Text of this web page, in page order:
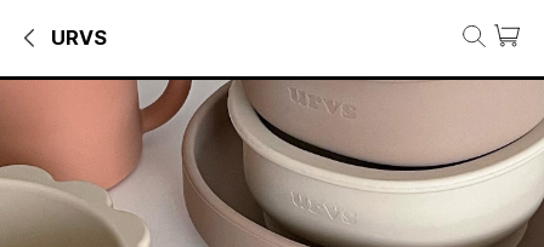
URVS
URVS 브랜드관
비니·털모자·방한모자, 스카프·목도리·장갑, 신생아·영아완구 등 URVS
브랜드 소개
𝐘𝐨𝐮 𝐚𝐫𝐞 𝐯𝐞𝐫𝐲 𝐬𝐩𝐞𝐜𝐢𝐚𝐥 은 너는 매우 특별하다는 뜻 그대로
우리 아이들에게 특별한 것을 주고싶은 엄마의 마음을 담은 브랜드 입니
감도높은 아이템으로 우리아이의 일상에 감성을 더해주세요.